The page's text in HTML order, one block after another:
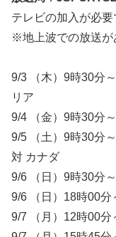
テレビの加入が必要
※地上波での放送が
9/3 （木）9時30分
リア
9/4 （金）9時30分
9/5 （土）9時30分
対 カナダ
9/6 （日）9時30分
9/6 （日）18時00
9/7 （月）12時00